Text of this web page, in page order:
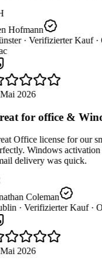
Hofmann
· Verifizierter Kauf ·
2026
for office &
Office license for our
Windows activation
delivery was quick.
Coleman
· Verifizierter Kauf ·
2026